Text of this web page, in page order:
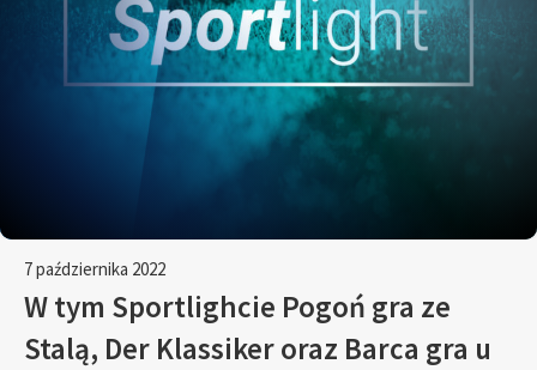
7 października 2022
W tym Sportlighcie Pogoń gra ze
Stalą, Der Klassiker oraz Barca gra u